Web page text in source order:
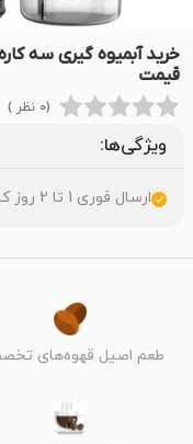
قیمت
(0 نظر )
ویژگی‌ها:
ارسال فوری 1 تا 2 روز کاری
طعم اصیل قهوه‌های